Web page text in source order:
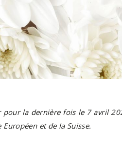
la dernière fois le 7 avril
et de la Suisse.